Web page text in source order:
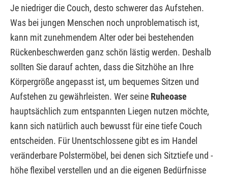
Je niedriger die Couch, desto schwerer das Aufstehen.
Was bei jungen Menschen noch unproblematisch ist,
kann mit zunehmendem Alter oder bei bestehenden
Rückenbeschwerden ganz schön lästig werden. Deshalb
sollten Sie darauf achten, dass die Sitzhöhe an Ihre
Körpergröße angepasst ist, um bequemes Sitzen und
Aufstehen zu gewährleisten. Wer seine Ruheoase
hauptsächlich zum entspannten Liegen nutzen möchte,
kann sich natürlich auch bewusst für eine tiefe Couch
entscheiden. Für Unentschlossene gibt es im Handel
veränderbare Polstermöbel, bei denen sich Sitztiefe und -
höhe flexibel verstellen und an die eigenen Bedürfnisse